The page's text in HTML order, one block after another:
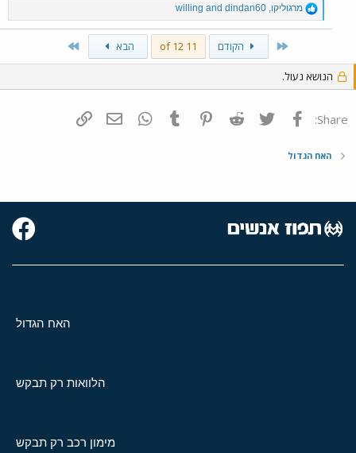
R
e
a
o
s
:
מרגוליקו dindan60
willing
First הקודם 11 of 12 הבא
הנושא נעול.
Share: פייסבוק Twitter
Reddit
Pinterest
Tumblr
WhatsAppדואר אלקטרוני
האח הגדול
האח הגדול
הלוואות רק תבקש
מימון רכב רק תבקש